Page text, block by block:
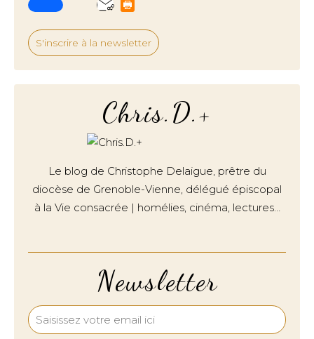
S'inscrire à la newsletter
Newsletter
Chris.D.+
Le blog de Christophe Delaigue, prêtre du
diocèse de Grenoble-Vienne, délégué épiscopal
à la Vie consacrée | homélies, cinéma, lectures…